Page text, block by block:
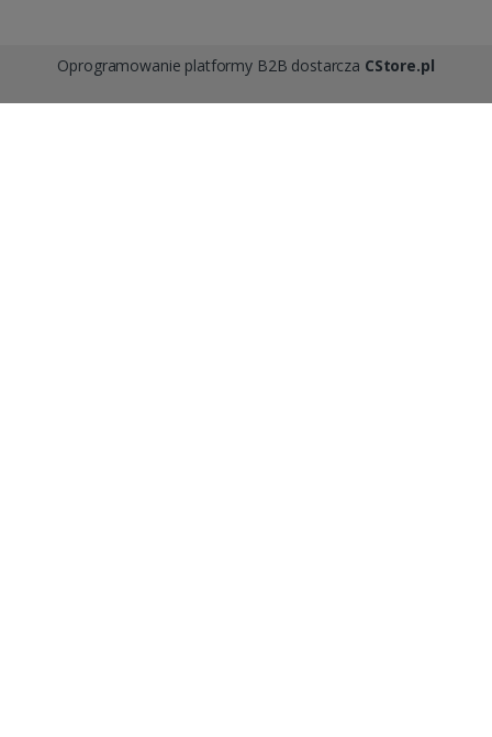
Oprogramowanie platformy B2B dostarcza CStore.pl